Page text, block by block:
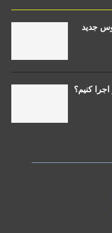
جدید
کنیم؟